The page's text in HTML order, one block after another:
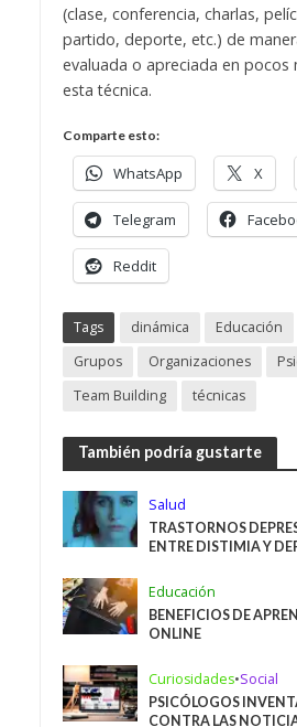
(clase, conferencia, charlas,
partido, deporte, etc.) de
evaluada o apreciada en pocos
esta técnica.
Comparte esto:
WhatsApp X
Telegram
Reddit
Tags dinámica Educación
Grupos
Organizaciones
Team Building
técnicas
También podría gustarte
Salud
TRASTORNOS
ENTRE DISTIMIA Y
Educación
BENEFICIOS DE
ONLINE
Curiosidades•Social
PSICÓLOGOS
CONTRA LAS